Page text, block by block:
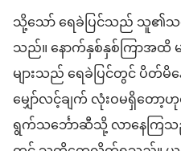
သို့သော် ရေခဲပြင်သည် သူ၏
သည်။ နောက်နှစ်နှစ်ကြာအ
များသည် ရေခဲပြင်တွင် ပိတ်
မျှော်လင့်ချက် လုံးဝမရှိတော့
ရွက်သင်္ဘောဆီသို့ လာနေကြ